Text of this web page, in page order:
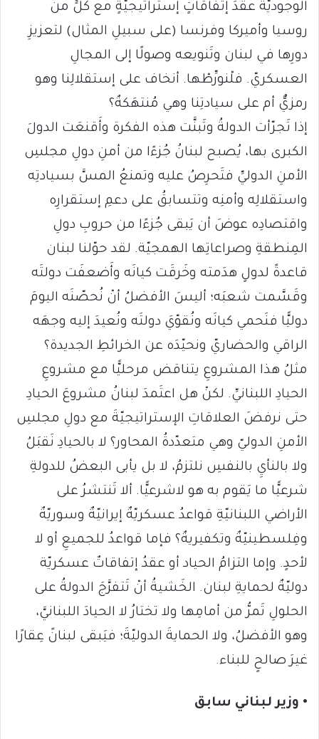
الوجوديّةُ عقدَ إتفاقاتٍ إستراتيجيّةٍ مع كلٍّ من
روسيا وأميركا وفرنسا (على سبيلِ المثال) لتعزيزِ
دورِها في لبنان وتَنويعه وصولًا إلى المجالِ
العسكريّ. فلْنورِّطْها. أنخاف على إستقلالِنا وهو
رمزيٌّ أم على سيادتِنا وهي مُنتهَكةٌ؟
إذا تَجرّأت الدولةُ وتَبنَّت هذه الفكرة وأَقنعَت الدولَ
الكبرى بها، يُصبح لبنانُ جُزءًا من أمنِ دولِ مجلسِ
الأمنِ الدوليِّ فتَحرِصُ عليه وتمنعُ المسَّ بسيادتِه
واستقلالِه وأمنِه وتتسابقُ على دعمِ إستقرارِه
واقتصادِه عوضَ أن يَبقى جُزءًا من حروبِ دولِ
المِنطقةِ وصراعاتِها الهمجيّة. لقد حوّلنا لبنان
قاعدةً لدولٍ هدَمته وخَرقَت كيانَه وأَضعفَت دولتَه
وقَسَّمت شعبَه؛ أليسَ الأفضلُ أنْ نُحصّنَه اليومَ
دوليًّا فنَحمي كيانَه ونُقوّيَ دولتَه ونُعيدَ إليه وجهَه
الراقي والحضاريّ ونحيّدَه عن الخرائطِ الجديدة؟
مثلُ هذا المشروعِ يتناقض مرحليًّا مع مشروعِ
الحيادِ اللبنانيِّ. لكنْ هل اعتَمدَ لبنانُ مشروعَ الحيادِ
حتى نرفضَ العلاقاتِ الإستراتيجيّةَ مع دولِ مجلسِ
الأمنِ الدوليّ وهي متعدّدةُ المحاور؟ لا بالحيادِ نَقبَلُ
ولا بالنأيِ بالنفسِ نلتزمُ، لا بل يأبى البعضُ للدولةِ
شرعيًّا ما يَقوم به هو لاشرعيًّا. ألا تَنتشرُ على
الأراضي اللبنانيّةِ قواعدُ عسكريّةٌ إيرانيّةٌ وسوريّةٌ
وفِلسطينيّةٌ وتكفيريةٌ؟ فإما قواعدُ للجميعِ أو لا
لأحدٍ. وإما التزامُ الحياد أو عقدُ إتفاقاتٌ عسكريّة
دوليّةٌ لحمايةِ لبنان. الخَشيةُ أنْ تَتفرَّجَ الدولةُ على
الحلولِ تَمرُّ من أمامِها ولا تختارُ لا الحيادَ اللبنانيَّ،
وهو الأفضلُ، ولا الحمايةَ الدوليّةَ؛ فيَبقى لبنانً عِقارًا
غيرَ صالحٍ للبناء.
• وزير لبناني سابق